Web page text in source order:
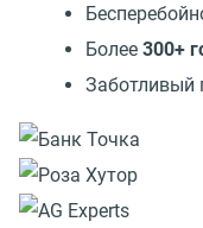
Более 300+
Заботливый